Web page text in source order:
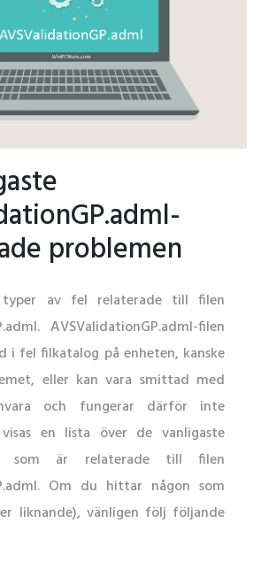
problemen
av fel relaterade till filen
AVSValidationGP.adml-filen
i fel filkatalog på enheten, kanske
eller kan vara smittad med
och fungerar därför inte
en lista över de vanligaste
som är relaterade till filen
Om du hittar någon som
liknande), vänligen följ följande